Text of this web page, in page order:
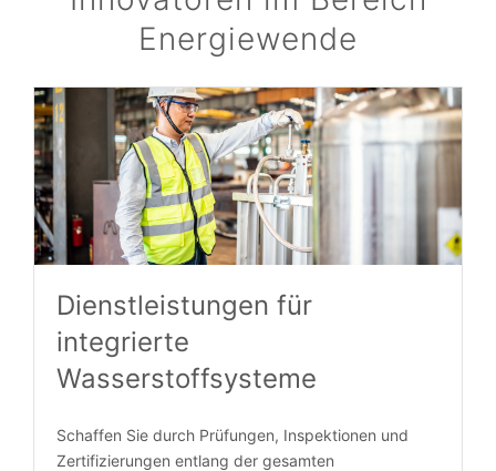
Energiewende
Dienstleistungen für
integrierte
Wasserstoffsysteme
Schaffen Sie durch Prüfungen, Inspektionen und
Zertifizierungen entlang der gesamten